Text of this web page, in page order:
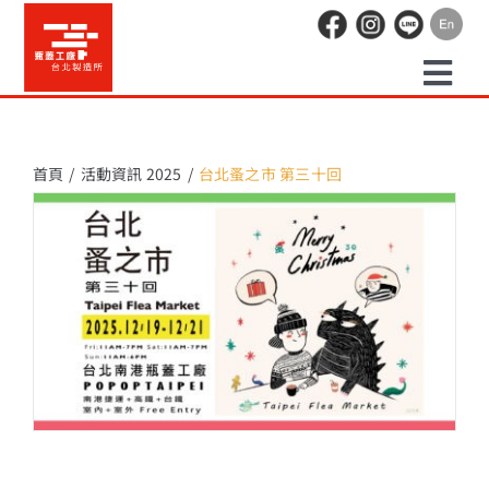
content
場地租借
活動紀錄
職人空間
辦公空間
首頁 活動資訊 2025 台北蚤之市 第三十回